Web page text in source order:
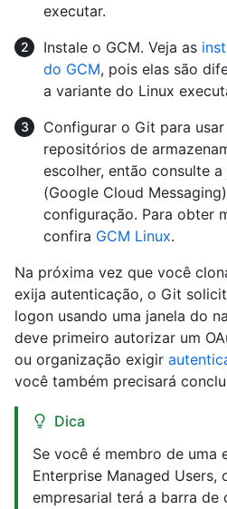
executar.
Instale o GCM. Veja as
do GCM, pois elas são
a variante do Linux
Configurar o Git para
repositórios de
escolher, então consulte
(Google Cloud
configuração. Para obter
confira GCM Linux.
Na próxima vez que você
exija autenticação, o Git
logon usando uma janela do
deve primeiro autorizar um
ou organização exigir
você também precisará
Dica
Se você é membro de uma
Enterprise Managed Users,
empresarial terá a barra de